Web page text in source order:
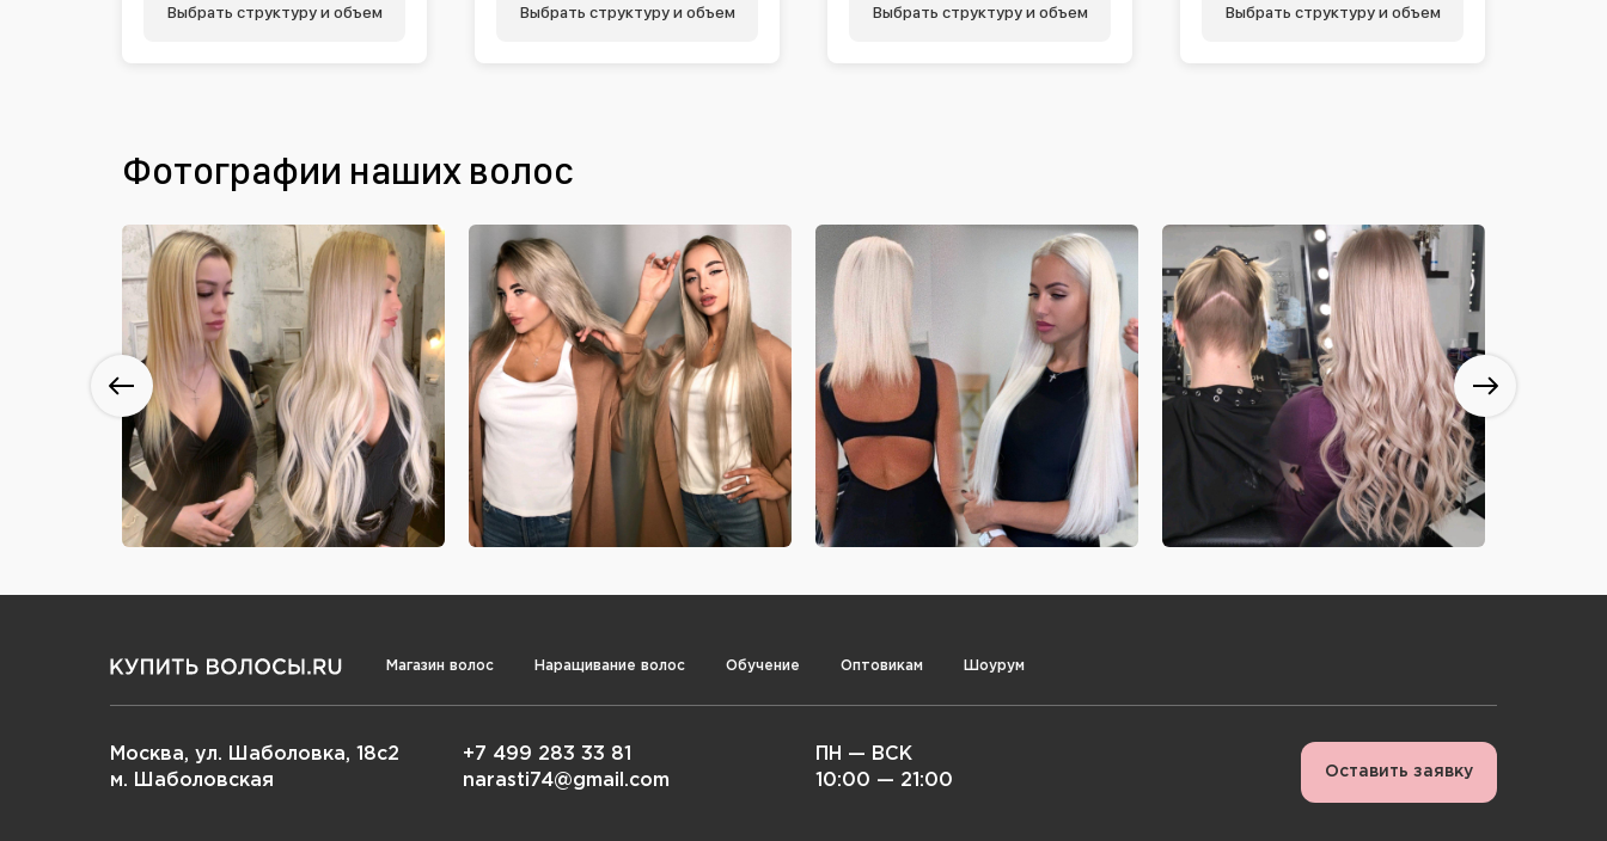
Выбрать структуру и объем Выбрать структуру и объем Выбрать структуру и объем Выбрать структуру и объем
Фотографии наших волос
Магазин волос Наращивание волос Обучение Оптовикам Шоурум
Москва, ул. Шаболовка, 18с2
м. Шаболовская
+7 499 283 33 81
narasti74@gmail.com
ПН — ВСК
10:00 — 21:00
Оставить заявку